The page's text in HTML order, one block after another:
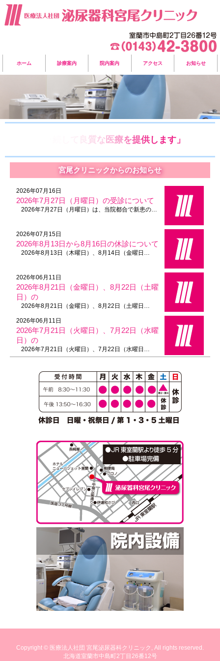
ホーム 診療案内 院内案内 アクセス お知らせ
宮尾クリニックからのお知らせ
2026年07月16日
2026年7月27日（月曜日）の受診について
2026年7月27日（月曜日）は、当院都合で新患の…
2026年07月15日
2026年8月13日から8月16日の休診について
2026年8月13日（木曜日）、8月14日（金曜日…
2026年06月11日
2026年8月21日（金曜日）、8月22日（土曜
日）の
2026年8月21日（金曜日）、8月22日（土曜日…
2026年06月11日
2026年7月21日（火曜日）、7月22日（水曜
日）の
2026年7月21日（火曜日）、7月22日（水曜日…
Copyright © 医療法人社団 宮尾泌尿器科クリニック
, All rights reserved.
北海道室蘭市中島町2丁目26番12号